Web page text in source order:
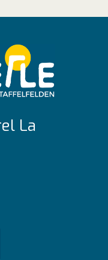
La